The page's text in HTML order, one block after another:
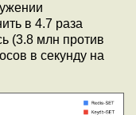
в 4.7 раза
(3.8 млн против
в секунду на